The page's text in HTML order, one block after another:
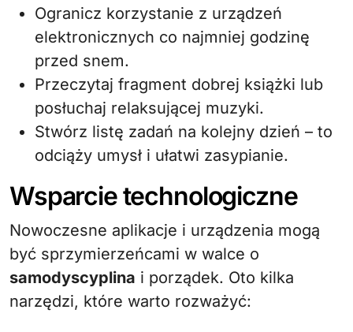
Ogranicz korzystanie z urządzeń
elektronicznych co najmniej godzinę
przed snem.
Przeczytaj fragment dobrej książki lub
posłuchaj relaksującej muzyki.
Stwórz listę zadań na kolejny dzień – to
odciąży umysł i ułatwi zasypianie.
Wsparcie technologiczne
Nowoczesne aplikacje i urządzenia mogą
być sprzymierzeńcami w walce o
samodyscyplina i porządek. Oto kilka
narzędzi, które warto rozważyć: